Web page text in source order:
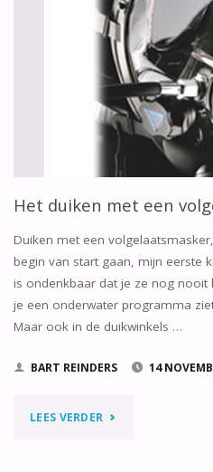
Het duiken met een
Duiken met een
begin van start gaan, mijn eerste
is ondenkbaar dat je ze nog nooit
je een onderwater programma
Maar ook in de duikwinkels …
BART REINDERS 14
LEES VERDER "HET